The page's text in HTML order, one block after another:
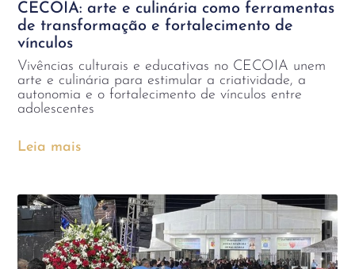
CECOIA: arte e culinária como ferramentas
de transformação e fortalecimento de
vínculos
Vivências culturais e educativas no CECOIA unem
arte e culinária para estimular a criatividade, a
autonomia e o fortalecimento de vínculos entre
adolescentes
Leia mais